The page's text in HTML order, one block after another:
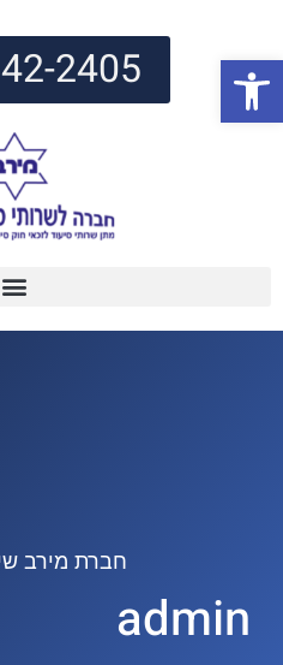
פתח סרגל נגישות 2405
חברת מירב
admin